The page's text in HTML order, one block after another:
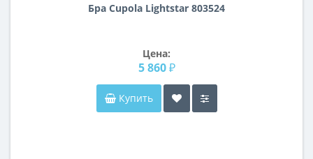
Бра Cupola Lightstar 803524
Цена:
5 860 ₽
Купить